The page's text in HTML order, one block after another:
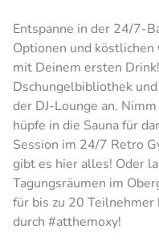
Entspanne in der 24/7-
Optionen und
mit Deinem ersten
Dschungelbibliothek
der DJ-Lounge an.
hüpfe in die Sauna für
Session im 24/7 Retro
gibt es hier alles! Oder
Tagungsräumen im
für bis zu 20
durch #atthemoxy!